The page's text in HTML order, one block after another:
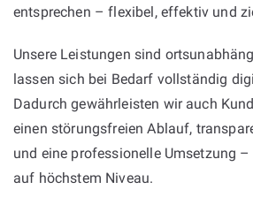
entsprechen – flexibel, effektiv und
Unsere Leistungen sind
lassen sich bei Bedarf vollständig
Dadurch gewährleisten wir auch
einen störungsfreien Ablauf,
und eine professionelle Umsetzung
auf höchstem Niveau.